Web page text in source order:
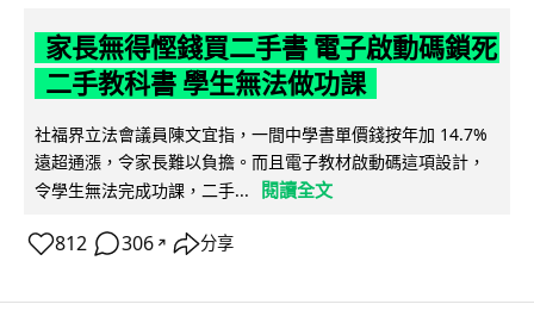
家長無得慳錢買二手書 電子啟動碼鎖死
二手教科書 學生無法做功課
社福界立法會議員陳文宜指，一間中學書單價錢按年加 14.7%
遠超通漲，令家長難以負擔。而且電子教材啟動碼這項設計，
令學生無法完成功課，二手...
閱讀全文
812 306 ↗ 分享